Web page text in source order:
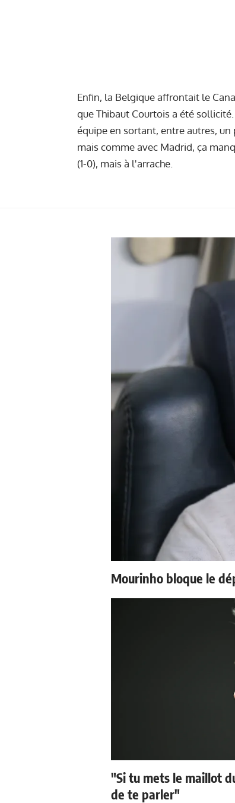
Enfin, la Belgique affrontait le
que Thibaut Courtois a été
équipe en sortant, entre autres, un
mais comme avec Madrid, ça
(1-0), mais à l'arrache.
Mourinho bloque le
"Si tu mets le maillot
de te parler"